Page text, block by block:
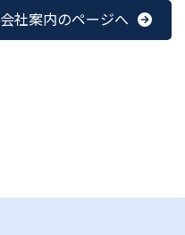
会社案内のページへ